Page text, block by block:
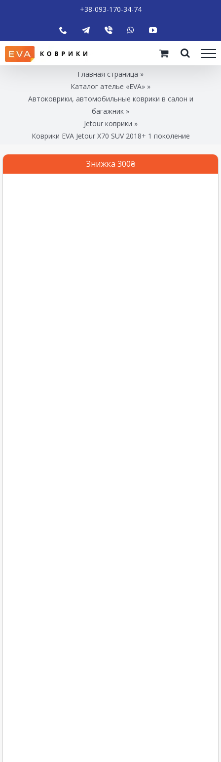
+38-093-170-34-74
Главная страница »
Каталог ателье «EVA» »
Автоковрики, автомобильные коврики в салон и
багажник »
Jetour коврики »
Коврики EVA Jetour X70 SUV 2018+ 1 поколение
Знижка 300₴